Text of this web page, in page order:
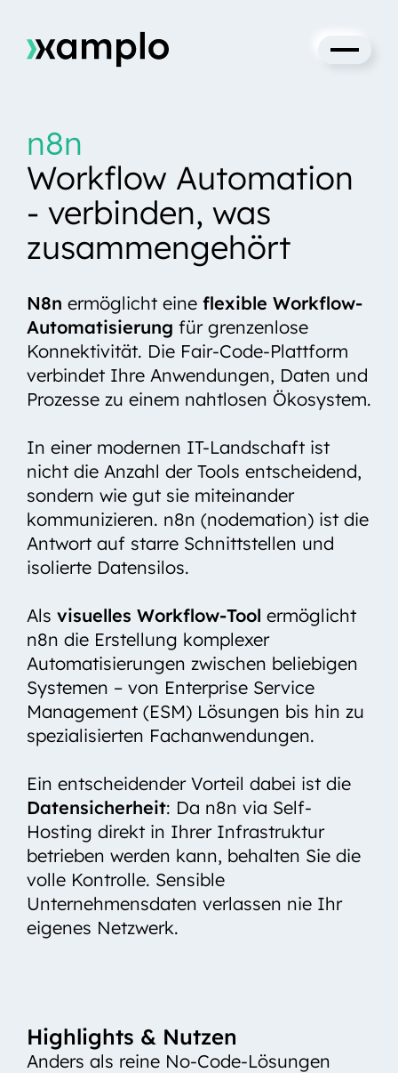
n8n
Workflow Automation
- verbinden, was
zusammengehört
N8n ermöglicht eine flexible Workflow-
Automatisierung für grenzenlose
Konnektivität. Die Fair-Code-Plattform
verbindet Ihre Anwendungen, Daten und
Prozesse zu einem nahtlosen Ökosystem.
In einer modernen IT-Landschaft ist
nicht die Anzahl der Tools entscheidend,
sondern wie gut sie miteinander
kommunizieren. n8n (nodemation) ist die
Antwort auf starre Schnittstellen und
isolierte Datensilos.
Als visuelles Workflow-Tool ermöglicht
n8n die Erstellung komplexer
Automatisierungen zwischen beliebigen
Systemen – von Enterprise Service
Management (ESM) Lösungen bis hin zu
spezialisierten Fachanwendungen.
Ein entscheidender Vorteil dabei ist die
Datensicherheit: Da n8n via Self-
Hosting direkt in Ihrer Infrastruktur
betrieben werden kann, behalten Sie die
volle Kontrolle. Sensible
Unternehmensdaten verlassen nie Ihr
eigenes Netzwerk.
Highlights & Nutzen
Anders als reine No-Code-Lösungen
Ihre Projektanfrage
Services
Produkte
Academy
xamplo
Insights
Kontakt